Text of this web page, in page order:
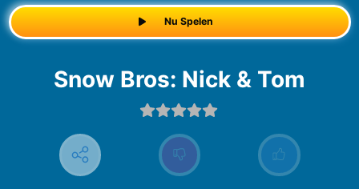
Nu Spelen
Snow Bros: Nick & Tom